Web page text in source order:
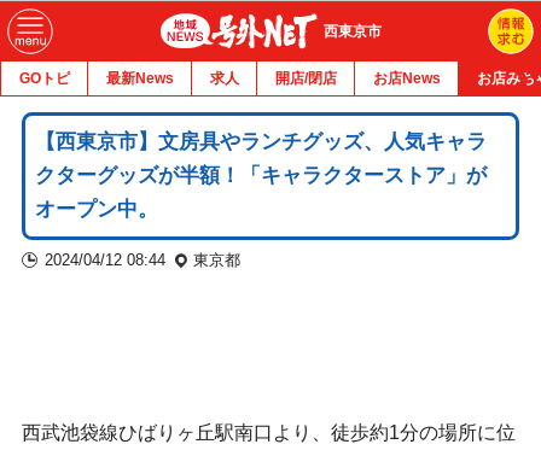
西東京市
GOトピ 最新News 求人 開店/閉店 お店News お店みち
【西東京市】文房具やランチグッズ、人気キャラ
クターグッズが半額！「キャラクターストア」が
オープン中。
2024/04/12 08:44 東京都
西武池袋線ひばりヶ丘駅南口より、徒歩約1分の場所に位